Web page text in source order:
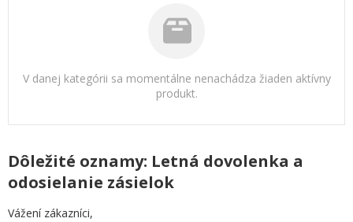
Dôležité oznamy: Letná dovolenka a
odosielanie zásielok
Vážení zákazníci,
V danej kategórii sa momentálne nenachádza žiaden aktívny
produkt.